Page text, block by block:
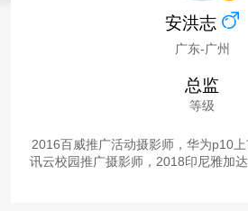
安洪志
广东-广州
总监
等级
2016百威推广活动摄影师，华为p10
讯云校园推广摄影师，2018印尼雅加